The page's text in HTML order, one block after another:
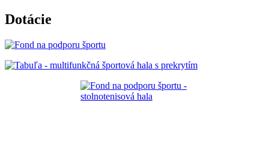
Dotácie